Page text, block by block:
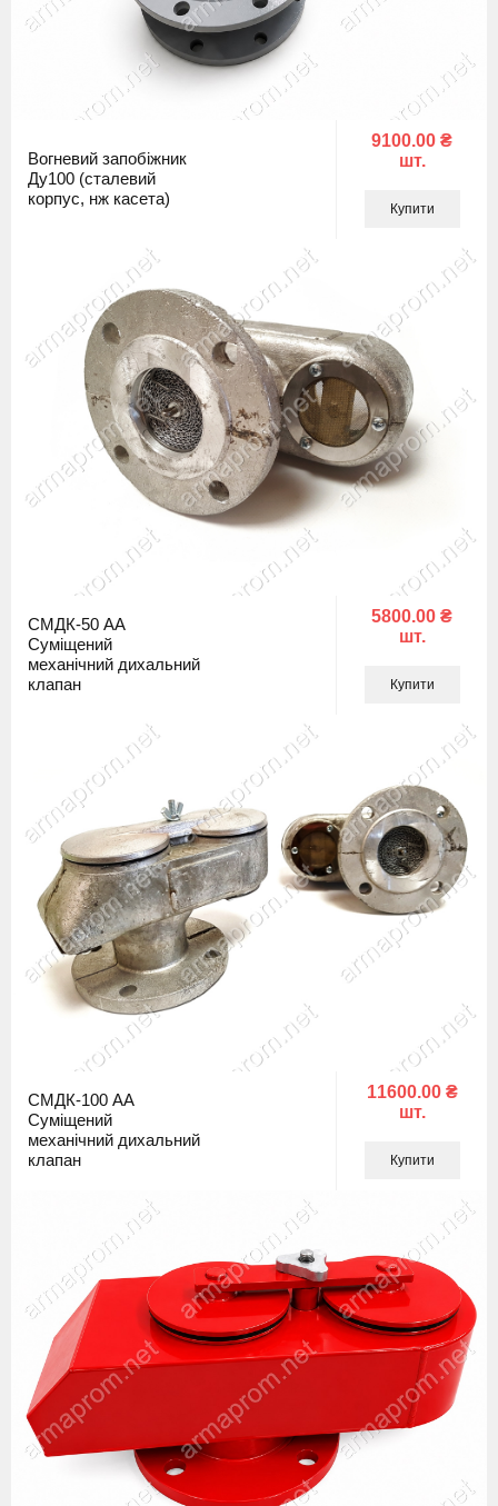
Вогневий запобіжник
Ду100 (сталевий
корпус, нж касета)
9100.00 ₴
шт.
Купити
СМДК-50 АА
Суміщений
механічний дихальний
клапан
5800.00 ₴
шт.
Купити
СМДК-100 АА
Суміщений
механічний дихальний
клапан
11600.00 ₴
шт.
Купити